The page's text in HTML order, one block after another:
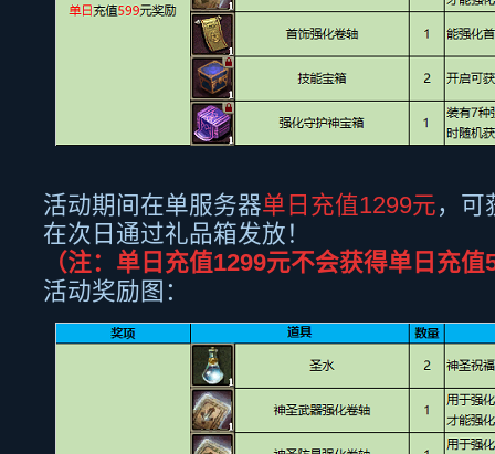
活动期间在单服务器单日充值1299元，可
在次日通过礼品箱发放！
（注：单日充值1299元不会获得单日充值
活动奖励图：